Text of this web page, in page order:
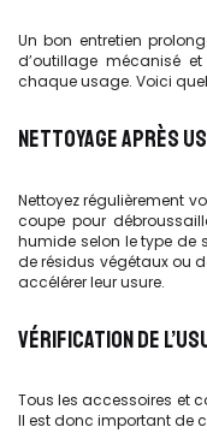
Un bon entretien
d’outillage mécanisé
chaque usage. Voici
NETTOYAGE APRÈS
Nettoyez régulièrement
coupe pour
humide selon le type de
de résidus végétaux ou
accélérer leur usure.
VÉRIFICATION DE
Tous les accessoires et
Il est donc important de